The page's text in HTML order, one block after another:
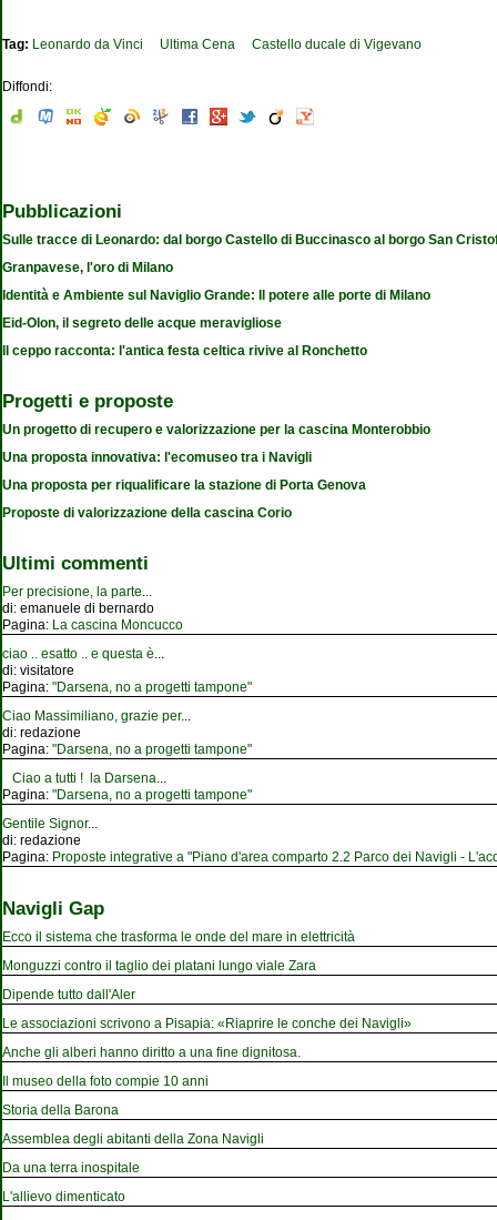
Tag: Leonardo da Vinci Ultima Cena Castello ducale di Vigevano
Diffondi:
Pubblicazioni
Sulle tracce di Leonardo: dal borgo Castello di Buccinasco al borgo San
Granpavese, l'oro di Milano
Identità e Ambiente sul Naviglio Grande: Il potere alle porte di Milano
Eid-Olon, il segreto delle acque meravigliose
Il ceppo racconta: l'antica festa celtica rivive al Ronchetto
Progetti e proposte
Un progetto di recupero e valorizzazione per la cascina Monterobbio
Una proposta innovativa: l'ecomuseo tra i Navigli
Una proposta per riqualificare la stazione di Porta Genova
Proposte di valorizzazione della cascina Corio
Ultimi commenti
Per precisione, la parte
di: emanuele di bernardo
Pagina: La cascina Moncucco
ciao .. esatto .. e questa è
di: visitatore
Pagina: "Darsena, no a progetti tampone"
Ciao Massimiliano, grazie per...
di: redazione
Pagina: "Darsena, no a progetti tampone"
Ciao a tutti ! la Darsena
Pagina: "Darsena, no a progetti tampone"
Gentile Signor...
di: redazione
Pagina: Proposte integrative a "Piano d'area comparto 2.2 Parco dei Navigli -
Navigli Gap
Ecco il sistema che trasforma le onde del mare in elettricità
Monguzzi contro il taglio dei platani lungo viale Zara
Dipende tutto dall'Aler
Le associazioni scrivono a Pisapia: «Riaprire le conche dei Navigli»
Anche gli alberi hanno diritto a una fine dignitosa.
Il museo della foto compie 10 anni
Storia della Barona
Assemblea degli abitanti della Zona Navigli
Da una terra inospitale
L'allievo dimenticato